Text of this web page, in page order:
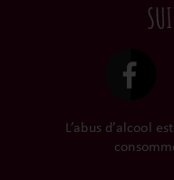
le gardent
passion avec nous.
L’abus d’alcool